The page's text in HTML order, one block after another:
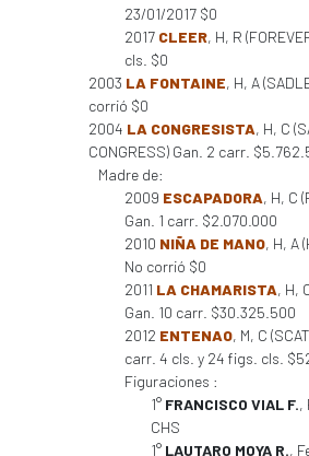
23/01/2017 $0
2017 CLEER, H, R
cls. $0
2003 LA FONTAINE, H, A
corrió $0
2004 LA CONGRESISTA, H, C
CONGRESS) Gan. 2 carr.
Madre de:
2009 ESCAPADORA, H, C
Gan. 1 carr. $2.070.000
2010 NIÑA DE MANO, H, A
No corrió $0
2011 LA CHAMARISTA, H,
Gan. 10 carr. $30.325.500
2012 ENTENAO, M, C
carr. 4 cls. y 24 figs. cls.
Figuraciones :
1° FRANCISCO VIAL F.,
CHS
1° LAUTARO MOYA R.,